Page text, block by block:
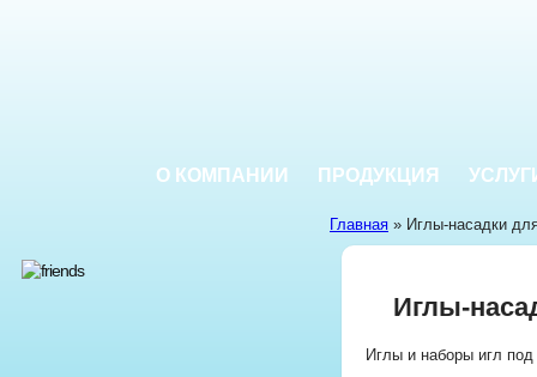
О КОМПАНИИ ПРОДУКЦИЯ
Главная » Иглы-насадки
Иглы-
Иглы и наборы игл